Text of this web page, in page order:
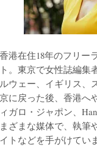
香港在住18年のフリー
ト。東京で女性誌編集
ルウェー、イギリス、
京に戻った後、香港へ
ィガロ・ジャポン、
まざまな媒体で、執筆
イトなどを手がけてい